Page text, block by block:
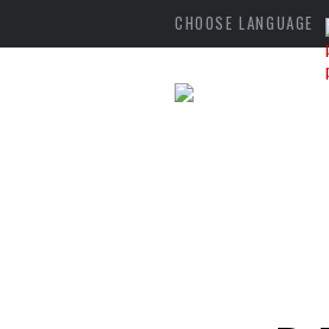
CHOOSE LANGUAGE